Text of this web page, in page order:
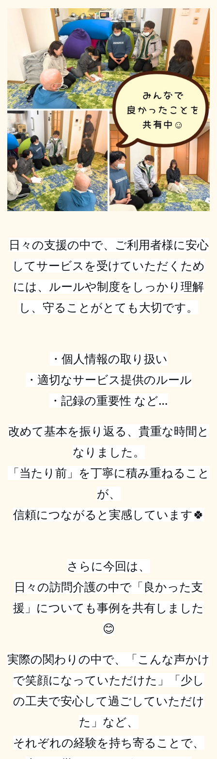
日々の支援の中で、ご利用者様に安心
してサービスを受けていただくため
には、ルールや制度をしっかり理解
し、守ることがとても大切です。
・個人情報の取り扱い
・適切なサービス提供のルール
・記録の重要性 など…
改めて基本を振り返る、貴重な時間と
なりました。
「当たり前」を丁寧に積み重ねること
が、
信頼につながると実感しています🍀
さらに今回は、
日々の訪問介護の中で「良かった支
援」についても事例を共有しました
😊
実際の関わりの中で、「こんな声かけ
で笑顔になっていただけた」「少し
の工夫で安心して過ごしていただけ
た」など、
それぞれの経験を持ち寄ることで、